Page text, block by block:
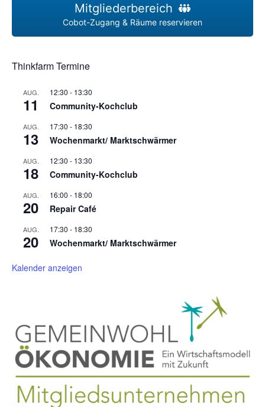
Mitgliederbereich
Cobot-Zugang & Räume reservieren
Thinkfarm Termine
AUG.
11
12:30 - 13:30
Community-Kochclub
AUG.
13
17:30 - 18:30
Wochenmarkt/ Marktschwärmer
AUG.
18
12:30 - 13:30
Community-Kochclub
AUG.
20
16:00 - 18:00
Repair Café
AUG.
20
17:30 - 18:30
Wochenmarkt/ Marktschwärmer
Kalender anzeigen